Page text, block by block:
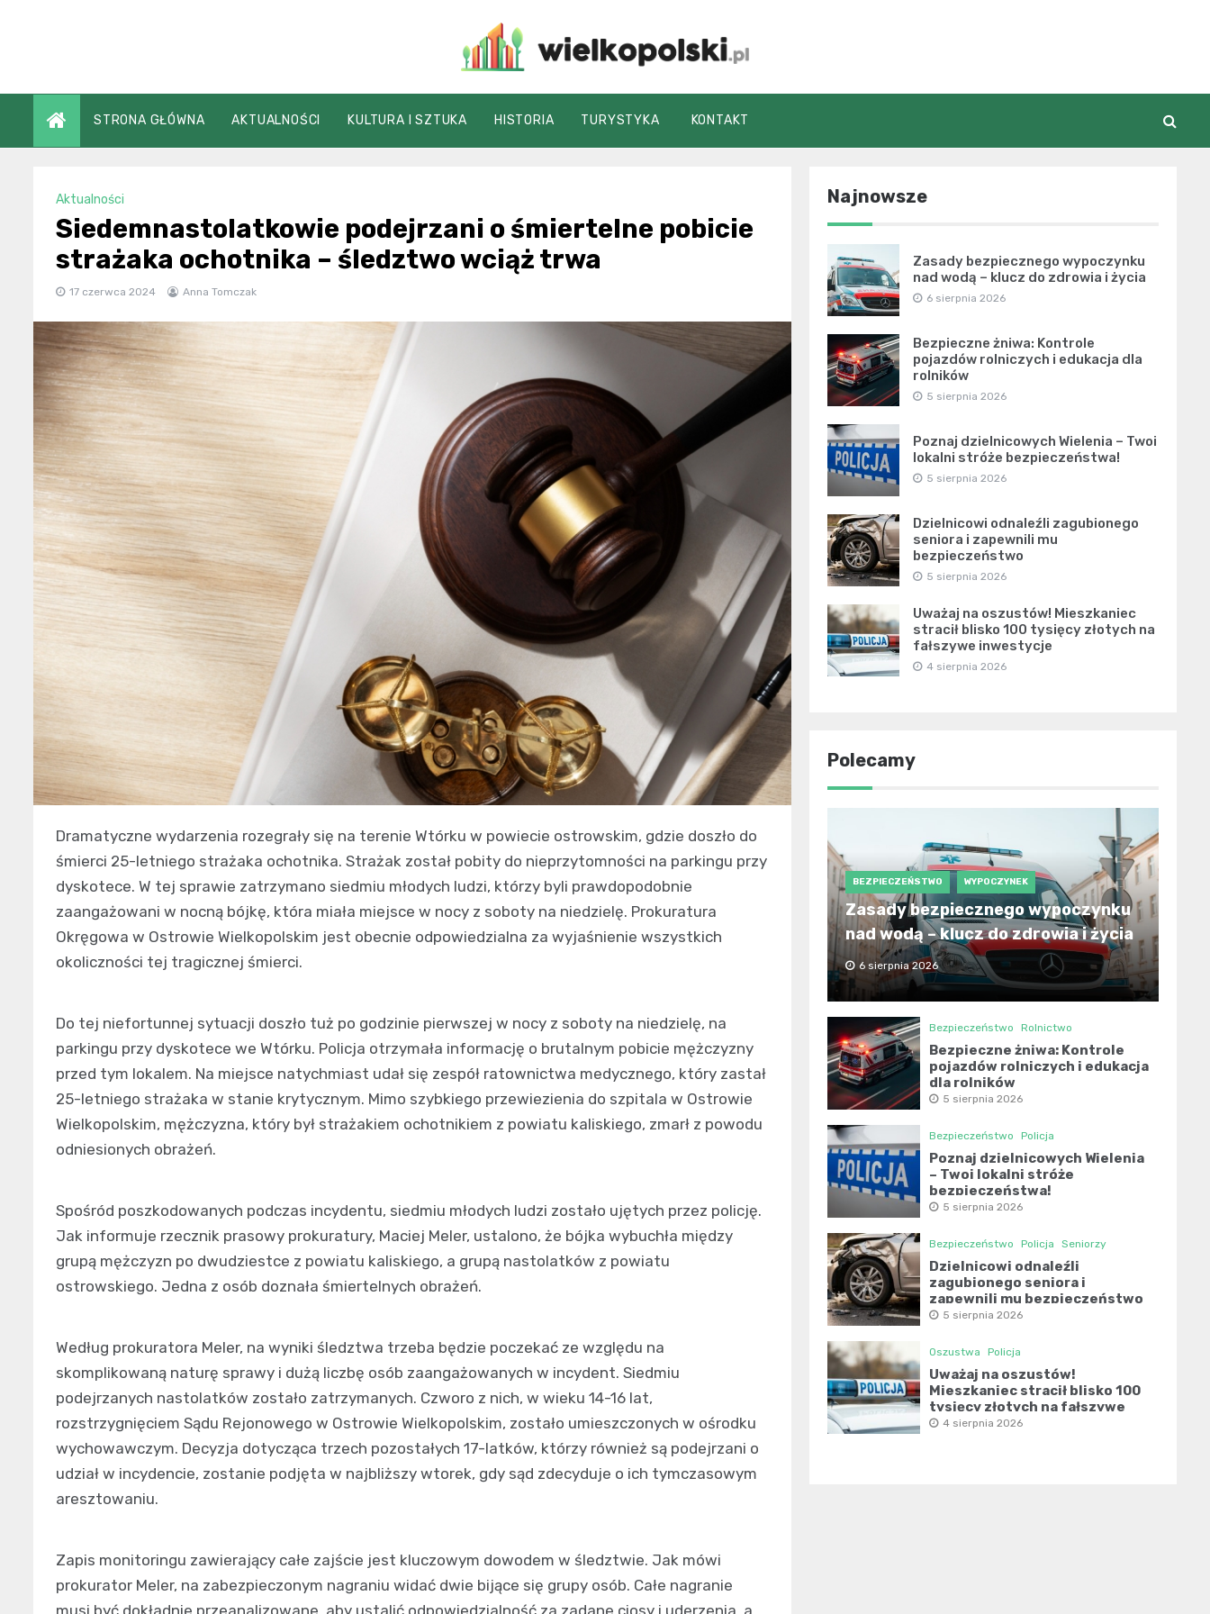
wielkopolski.pl
STRONA GŁÓWNA AKTUALNOŚCI KULTURA I SZTUKA HISTORIA TURYSTYKA KONTAKT
Aktualności
Siedemnastolatkowie podejrzani o śmiertelne pobicie
strażaka ochotnika – śledztwo wciąż trwa
17 czerwca 2024 Anna Tomczak
Dramatyczne wydarzenia rozegrały się na terenie Wtórku w powiecie ostrowskim, gdzie doszło do
śmierci 25-letniego strażaka ochotnika. Strażak został pobity do nieprzytomności na parkingu przy
dyskotece. W tej sprawie zatrzymano siedmiu młodych ludzi, którzy byli prawdopodobnie
zaangażowani w nocną bójkę, która miała miejsce w nocy z soboty na niedzielę. Prokuratura
Okręgowa w Ostrowie Wielkopolskim jest obecnie odpowiedzialna za wyjaśnienie wszystkich
okoliczności tej tragicznej śmierci.
Do tej niefortunnej sytuacji doszło tuż po godzinie pierwszej w nocy z soboty na niedzielę, na
parkingu przy dyskotece we Wtórku. Policja otrzymała informację o brutalnym pobicie mężczyzny
przed tym lokalem. Na miejsce natychmiast udał się zespół ratownictwa medycznego, który zastał
25-letniego strażaka w stanie krytycznym. Mimo szybkiego przewiezienia do szpitala w Ostrowie
Wielkopolskim, mężczyzna, który był strażakiem ochotnikiem z powiatu kaliskiego, zmarł z powodu
odniesionych obrażeń.
Spośród poszkodowanych podczas incydentu, siedmiu młodych ludzi zostało ujętych przez policję.
Jak informuje rzecznik prasowy prokuratury, Maciej Meler, ustalono, że bójka wybuchła między
grupą mężczyzn po dwudziestce z powiatu kaliskiego, a grupą nastolatków z powiatu
ostrowskiego. Jedna z osób doznała śmiertelnych obrażeń.
Według prokuratora Meler, na wyniki śledztwa trzeba będzie poczekać ze względu na
skomplikowaną naturę sprawy i dużą liczbę osób zaangażowanych w incydent. Siedmiu
podejrzanych nastolatków zostało zatrzymanych. Czworo z nich, w wieku 14-16 lat,
rozstrzygnięciem Sądu Rejonowego w Ostrowie Wielkopolskim, zostało umieszczonych w ośrodku
wychowawczym. Decyzja dotycząca trzech pozostałych 17-latków, którzy również są podejrzani o
udział w incydencie, zostanie podjęta w najbliższy wtorek, gdy sąd zdecyduje o ich tymczasowym
aresztowaniu.
Zapis monitoringu zawierający całe zajście jest kluczowym dowodem w śledztwie. Jak mówi
prokurator Meler, na zabezpieczonym nagraniu widać dwie bijące się grupy osób. Całe nagranie
musi być dokładnie przeanalizowane, aby ustalić odpowiedzialność za zadane ciosy i uderzenia, a
Najnowsze
Zasady bezpiecznego wypoczynku
nad wodą – klucz do zdrowia i życia
6 sierpnia 2026
Bezpieczne żniwa: Kontrole
pojazdów rolniczych i edukacja dla
rolników
5 sierpnia 2026
Poznaj dzielnicowych Wielenia – Twoi
lokalni stróże bezpieczeństwa!
5 sierpnia 2026
Dzielnicowi odnaleźli zagubionego
seniora i zapewnili mu
bezpieczeństwo
5 sierpnia 2026
Uważaj na oszustów! Mieszkaniec
stracił blisko 100 tysięcy złotych na
fałszywe inwestycje
4 sierpnia 2026
Polecamy
BEZPIECZEŃSTWO WYPOCZYNEK
Zasady bezpiecznego wypoczynku
nad wodą – klucz do zdrowia i życia
6 sierpnia 2026
Bezpieczeństwo Rolnictwo
Bezpieczne żniwa: Kontrole
pojazdów rolniczych i edukacja
dla rolników
5 sierpnia 2026
Bezpieczeństwo Policja
Poznaj dzielnicowych Wielenia
– Twoi lokalni stróże
bezpieczeństwa!
5 sierpnia 2026
Bezpieczeństwo Policja Seniorzy
Dzielnicowi odnaleźli
zagubionego seniora i
zapewnili mu bezpieczeństwo
5 sierpnia 2026
Oszustwa Policja
Uważaj na oszustów!
Mieszkaniec stracił blisko 100
tysięcy złotych na fałszywe
inwestycje
4 sierpnia 2026